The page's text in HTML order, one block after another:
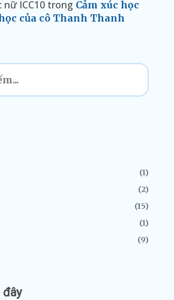
ICC10 trong Cảm xúc học
của cô Thanh Thanh
(1)
(2)
(15)
(1)
(9)
đây